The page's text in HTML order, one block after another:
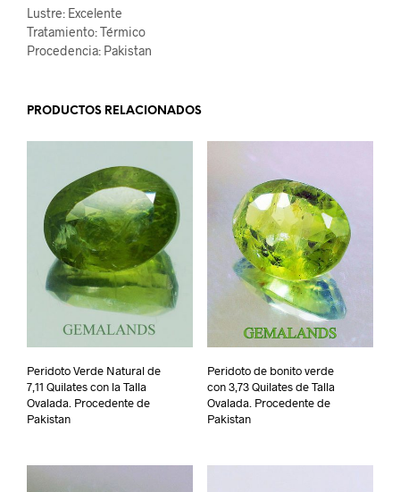
Lustre: Excelente
Tratamiento: Térmico
Procedencia: Pakistan
PRODUCTOS RELACIONADOS
Peridoto Verde Natural de
7,11 Quilates con la Talla
Ovalada. Procedente de
Pakistan
Peridoto de bonito verde
con 3,73 Quilates de Talla
Ovalada. Procedente de
Pakistan